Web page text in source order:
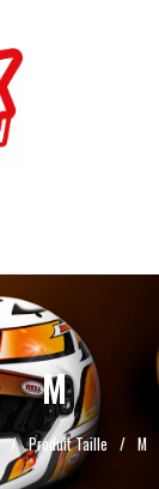
M
/ Produit Taille / M